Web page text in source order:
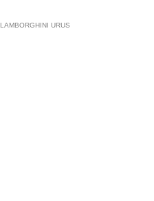
LAMBORGHINI URUS